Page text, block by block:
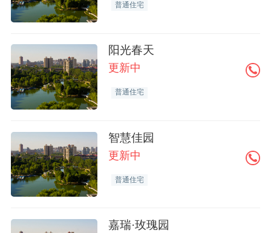
普通住宅
阳光春天
更新中
普通住宅
智慧佳园
更新中
普通住宅
嘉瑞·玫瑰园